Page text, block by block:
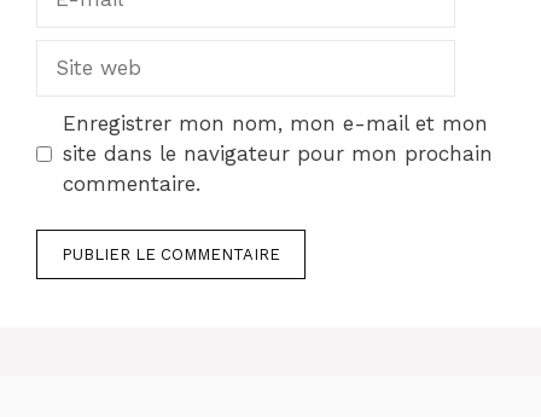
mail
web
Enregistrer mon nom, mon e-mail et mon
site dans le navigateur pour mon prochain
commentaire.